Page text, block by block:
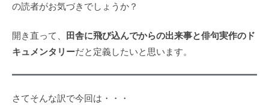
の読者がお気づきでしょうか？
開き直って、 田舎に飛び込んでからの出来事と俳句実作のド
キュメンタリーだと定義したいと思います。
さてそんな訳で今回は・・・